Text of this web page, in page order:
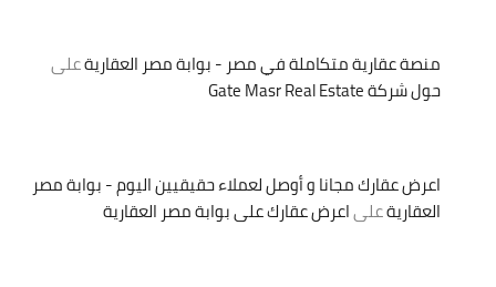
منصة عقارية متكاملة في مصر - بوابة مصر العقاريةعلى
حول شركة Gate Masr Real Estate
اعرض عقارك مجانا و أوصل لعملاء حقيقيين اليوم - بوابة مصر
العقاريةعلىاعرض عقارك على بوابة مصر العقارية